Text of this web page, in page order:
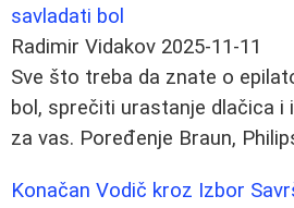
savladati bol
Radimir Vidakov 2025-11-11
Sve što treba da znate o
bol, sprečiti urastanje dlačica i
za vas. Poređenje Braun,
Konačan Vodič kroz Izbor